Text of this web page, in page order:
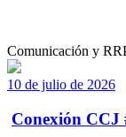
Comunicación y
10 de julio de 2026
Conexión CCJ